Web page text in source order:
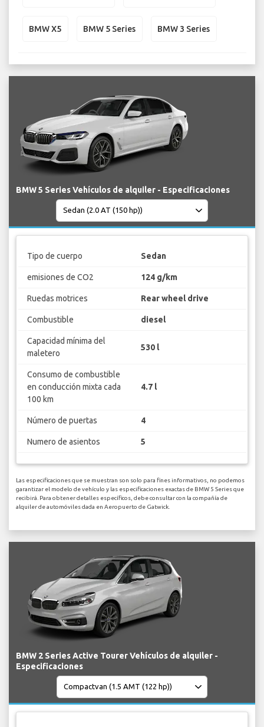
BMW X5 BMW 5 Series BMW 3 Series
BMW 5 Series Vehículos de alquiler - Especificaciones
Tipo de cuerpo Sedan
emisiones de CO2 124 g/km
Ruedas motrices Rear wheel drive
Combustible diesel
Capacidad mínima del
maletero
530 l
Consumo de combustible
en conducción mixta cada
100 km
4.7 l
Número de puertas 4
Numero de asientos 5
Las especificaciones que se muestran son solo para fines informativos, no podemos
garantizar el modelo de vehículo y las especificaciones exactas de BMW 5 Series que
recibirá. Para obtener detalles específicos, debe consultar con la compañía de
alquiler de automóviles dada en Aeropuerto de Gatwick.
BMW 2 Series Active Tourer Vehículos de alquiler -
Especificaciones